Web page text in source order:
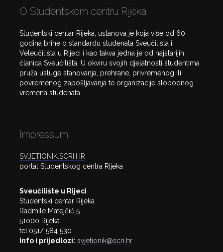
O Studentskom centru Rijeka
Studentski centar Rijeka, ustanova je koja više od 60
godina brine o standardu studenata Sveučilišta i
Veleučilišta u Rijeci i kao takva jedna je od najstarijih
članica Sveučilišta. U okviru svojih djelatnosti studentima
pruža usluge stanovanja, prehrane, privremenog ili
povremenog zapošljavanja te organizacije slobodnog
vremena studenata.
Impressum
SVJETIONIK.SCRI.HR
portal Studentskog centra Rijeka
Sveučilište u Rijeci
Studentski centar Rijeka
Radmile Matejčić 5
51000 Rijeka
tel:051/ 584 530
Info i prijedlozi: svjetionik@scri.hr